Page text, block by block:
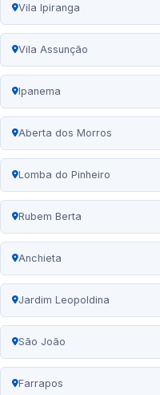
Vila Ipiranga
Vila Assunção
Ipanema
Aberta dos Morros
Lomba do Pinheiro
Rubem Berta
Anchieta
Jardim Leopoldina
São João
Farrapos